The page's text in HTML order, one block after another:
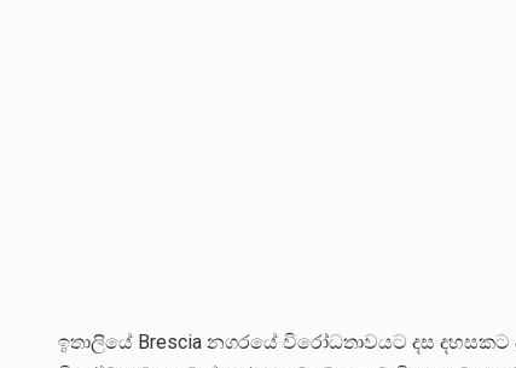
ඉතාලියේ Brescia නගරයේ විරෝධතාවයට දස